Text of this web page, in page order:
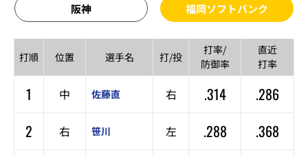
阪神 福岡ソフトバンク
打順 位置 選手名 打/投
打率/
防御率
直近
打率
1 中 佐藤直 右 .314
.286
2
右 笹川 左 .288
.368